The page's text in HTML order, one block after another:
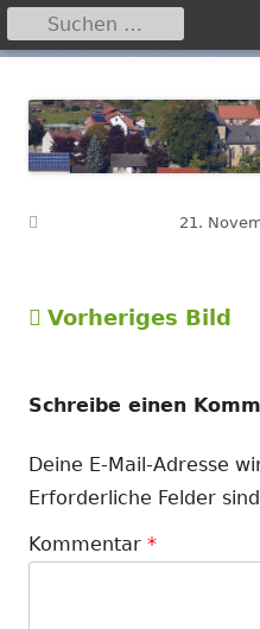
zum
Inhalt
Primäres
Suchen
nach:
21.
Vorheriges Bild
Schreibe einen
Deine E-Mail-Adresse
Erforderliche Felder
Kommentar *